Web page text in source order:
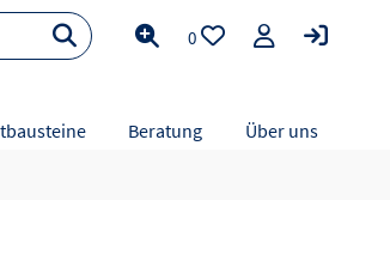
Beratung Über uns
0